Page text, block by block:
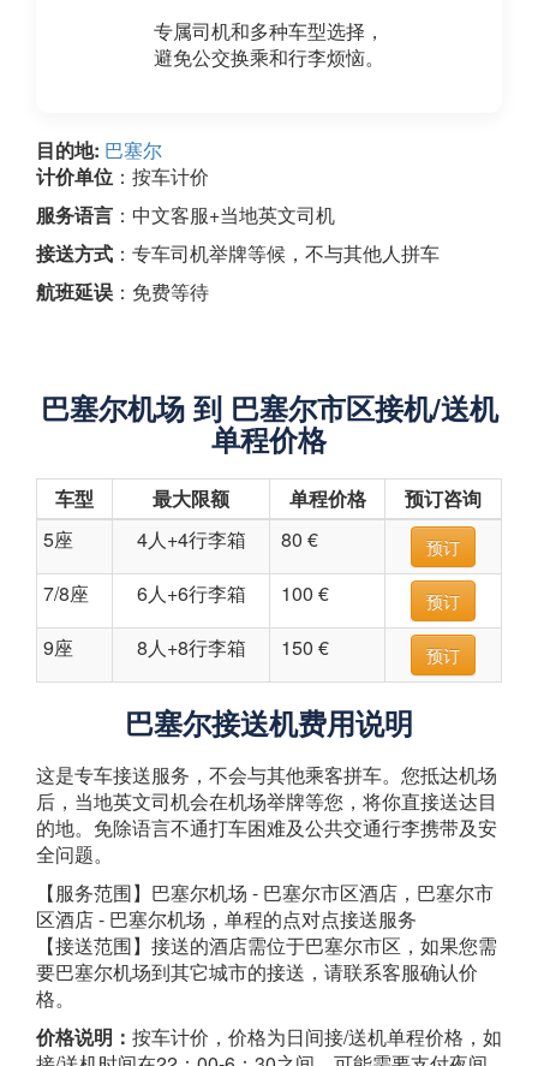
专属司机和多种车型选择，
避免公交换乘和行李烦恼。
目的地: 巴塞尔
计价单位 ：按车计价
服务语言 ：中文客服+当地英文司机
接送方式 ：专车司机举牌等候，不与其他人拼车
航班延误 ：免费等待
巴塞尔机场 到 巴塞尔市区接机/送机
单程价格
车型 最大限额 单程价格
预订咨询
5座
4人+4行李箱 80 € 预订
7/8座 6人+6行李箱 100 € 预订
9座 8人+8行李箱 150 € 预订
巴塞尔接送机费用说明
这是专车接送服务，不会与其他乘客拼车。您抵达机场
后，当地英文司机会在机场举牌等您，将你直接送达目
的地。免除语言不通打车困难及公共交通行李携带及安
全问题。
【服务范围】巴塞尔机场 - 巴塞尔市区酒店，巴塞尔市
区酒店 - 巴塞尔机场，单程的点对点接送服务
【接送范围】接送的酒店需位于巴塞尔市区，如果您需
要巴塞尔机场到其它城市的接送，请联系客服确认价
格。
价格说明： 按车计价，价格为日间接/送机单程价格，如